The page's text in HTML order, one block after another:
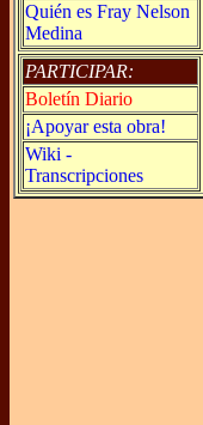
Quién es Fray Nelson
Medina
PARTICIPAR:
Boletín Diario
¡Apoyar esta obra!
Wiki -
Transcripciones